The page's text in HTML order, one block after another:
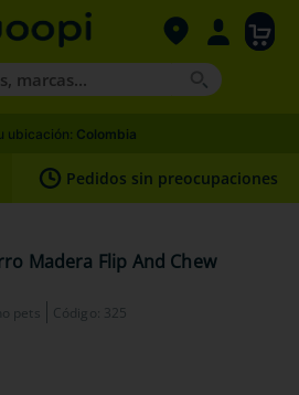
ubicación: Colombia
Pedidos sin preocupaciones
Madera Flip And Chew
pets Código: 325